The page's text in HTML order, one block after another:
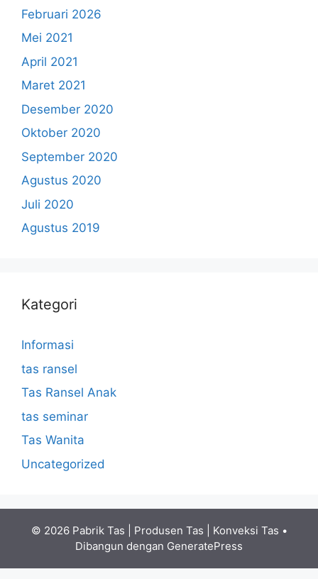
Februari 2026
Mei 2021
April 2021
Maret 2021
Desember 2020
Oktober 2020
September 2020
Agustus 2020
Juli 2020
Agustus 2019
Kategori
Informasi
tas ransel
Tas Ransel Anak
tas seminar
Tas Wanita
Uncategorized
© 2026 Pabrik Tas | Produsen Tas | Konveksi Tas •
Dibangun dengan GeneratePress